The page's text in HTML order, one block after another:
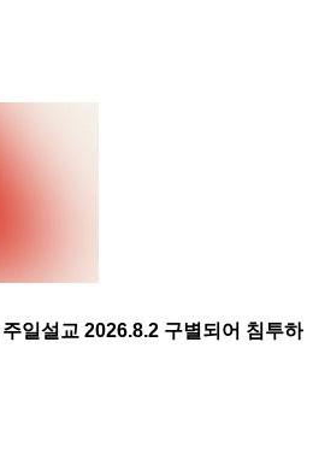
일설교 2026.8.2 구별되어 침투하